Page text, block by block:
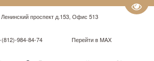
Ленинский проспект д.153, Офис 513
(812)-984-84-74 Перейти в MAX